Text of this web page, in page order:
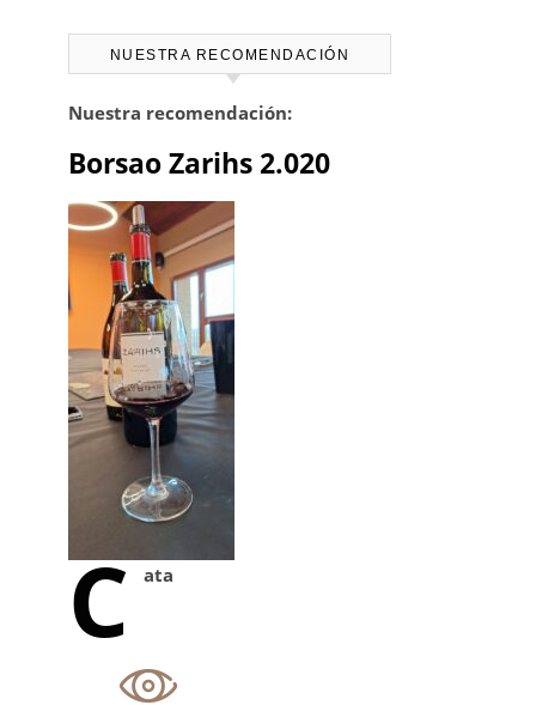
NUESTRA RECOMENDACIÓN
Nuestra recomendación:
Borsao Zarihs 2.020
C ata